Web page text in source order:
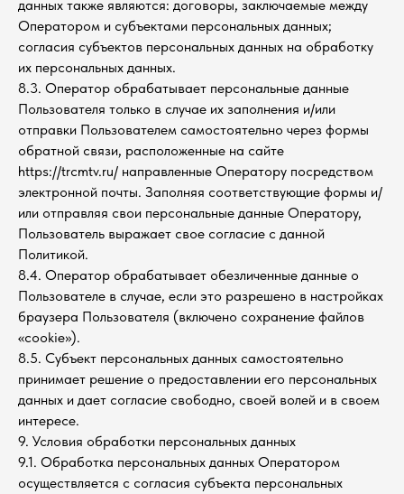
данных также являются: договоры, заключаемые между
Оператором и субъектами персональных данных;
согласия субъектов персональных данных на обработку
их персональных данных.
8.3. Оператор обрабатывает персональные данные
Пользователя только в случае их заполнения и/или
отправки Пользователем самостоятельно через формы
обратной связи, расположенные на сайте
https://trcmtv.ru/ направленные Оператору посредством
электронной почты. Заполняя соответствующие формы и/
или отправляя свои персональные данные Оператору,
Пользователь выражает свое согласие с данной
Политикой.
8.4. Оператор обрабатывает обезличенные данные о
Пользователе в случае, если это разрешено в настройках
браузера Пользователя (включено сохранение файлов
«cookie»).
8.5. Субъект персональных данных самостоятельно
принимает решение о предоставлении его персональных
данных и дает согласие свободно, своей волей и в своем
интересе.
9. Условия обработки персональных данных
9.1. Обработка персональных данных Оператором
осуществляется с согласия субъекта персональных